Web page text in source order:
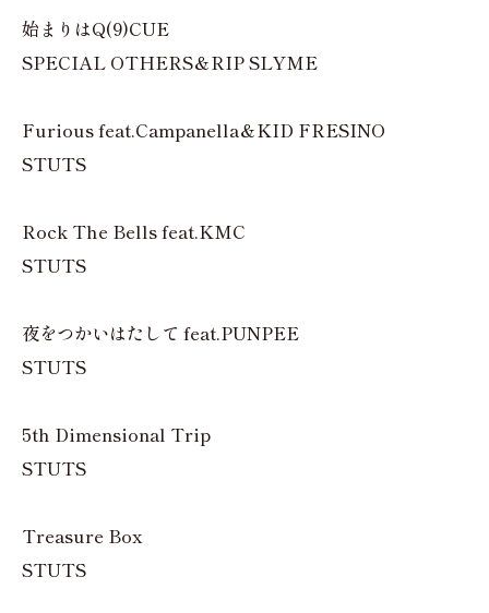
始まりはQ(9)CUE
SPECIAL OTHERS＆RIP SLYME
Furious feat.Campanella＆KID FRESINO
STUTS
Rock The Bells feat.KMC
STUTS
夜をつかいはたして feat.PUNPEE
STUTS
5th Dimensional Trip
STUTS
Treasure Box
STUTS